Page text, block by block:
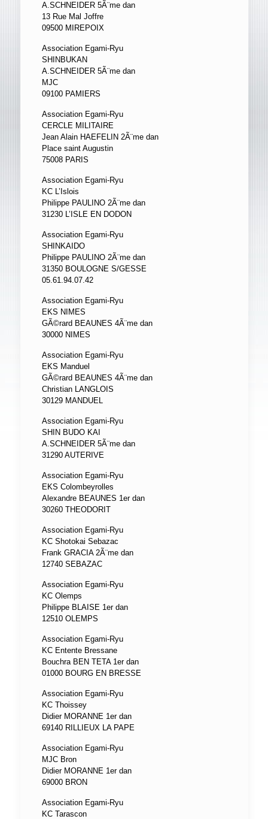
A.SCHNEIDER 5Ã¨me dan
13 Rue Mal Joffre
09500 MIREPOIX
Association Egami-Ryu
SHINBUKAN
A.SCHNEIDER 5Ã¨me dan
MJC
09100 PAMIERS
Association Egami-Ryu
CERCLE MILITAIRE
Jean Alain HAEFELIN 2Ã¨me dan
Place saint Augustin
75008 PARIS
Association Egami-Ryu
KC L’Islois
Philippe PAULINO 2Ã¨me dan
31230 L’ISLE EN DODON
Association Egami-Ryu
SHINKAIDO
Philippe PAULINO 2Ã¨me dan
31350 BOULOGNE S/GESSE
05.61.94.07.42
Association Egami-Ryu
EKS NIMES
GÃ©rard BEAUNES 4Ã¨me dan
30000 NIMES
Association Egami-Ryu
EKS Manduel
GÃ©rard BEAUNES 4Ã¨me dan
Christian LANGLOIS
30129 MANDUEL
Association Egami-Ryu
SHIN BUDO KAI
A.SCHNEIDER 5Ã¨me dan
31290 AUTERIVE
Association Egami-Ryu
EKS Colombeyrolles
Alexandre BEAUNES 1er dan
30260 THEODORIT
Association Egami-Ryu
KC Shotokai Sebazac
Frank GRACIA 2Ã¨me dan
12740 SEBAZAC
Association Egami-Ryu
KC Olemps
Philippe BLAISE 1er dan
12510 OLEMPS
Association Egami-Ryu
KC Entente Bressane
Bouchra BEN TETA 1er dan
01000 BOURG EN BRESSE
Association Egami-Ryu
KC Thoissey
Didier MORANNE 1er dan
69140 RILLIEUX LA PAPE
Association Egami-Ryu
MJC Bron
Didier MORANNE 1er dan
69000 BRON
Association Egami-Ryu
KC Tarascon